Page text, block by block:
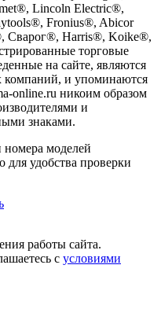
Lincoln Electric®,
Fronius®, Abicor
Harris®, Koike®,
торговые
на сайте, являются
компаний, и упоминаются
online.ru никоим образом
и
знаками.
моделей
для удобства проверки
работы сайта.
с условиями